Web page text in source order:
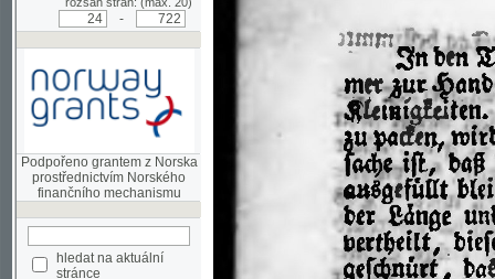
Podpořeno grantem z Norska
prostřednictvím Norského
hledat na aktuální
stránce
Pokročilé vyhledávání